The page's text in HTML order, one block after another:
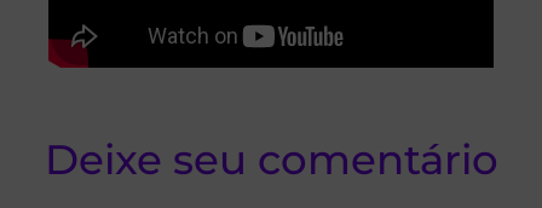
Deixe seu comentário